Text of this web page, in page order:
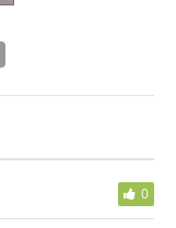
0